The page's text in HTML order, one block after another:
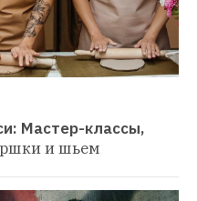
Мастер-классы,
и шьем